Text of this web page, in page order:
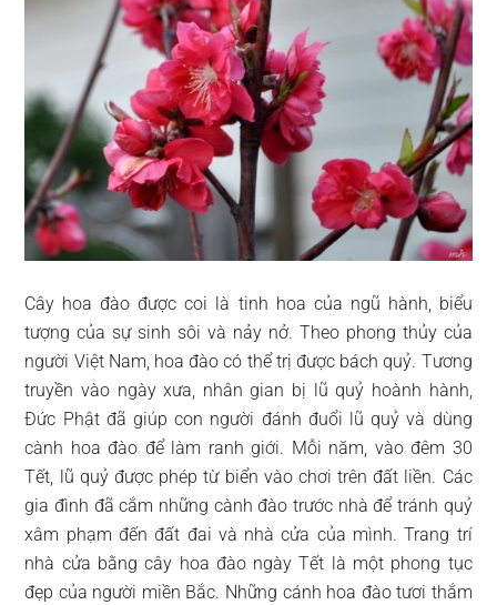
Cây hoa đào được coi là tinh hoa của ngũ hành, biểu
tượng của sự sinh sôi và nảy nở. Theo phong thủy của
người Việt Nam, hoa đào có thể trị được bách quỷ. Tương
truyền vào ngày xưa, nhân gian bị lũ quỷ hoành hành,
Đức Phật đã giúp con người đánh đuổi lũ quỷ và dùng
cành hoa đào để làm ranh giới. Mỗi năm, vào đêm 30
Tết, lũ quỷ được phép từ biển vào chơi trên đất liền. Các
gia đình đã cắm những cành đào trước nhà để tránh quỷ
xâm phạm đến đất đai và nhà cửa của mình. Trang trí
nhà cửa bằng cây hoa đào ngày Tết là một phong tục
đẹp của người miền Bắc. Những cánh hoa đào tươi thắm